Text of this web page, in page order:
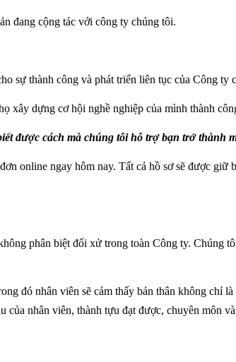
đang cộng tác với công ty chúng tôi.
sự thành công và phát triển liên tục của Công ty
xây dựng cơ hội nghề nghiệp của mình thành
được cách mà chúng tôi hỗ trợ bạn trở thành
online ngay hôm nay. Tất cả hồ sơ sẽ được
phân biệt đối xử trong toàn Công ty. Chúng
đó nhân viên sẽ cảm thấy bản thân không chỉ
nhân viên, thành tựu đạt được, chuyên môn